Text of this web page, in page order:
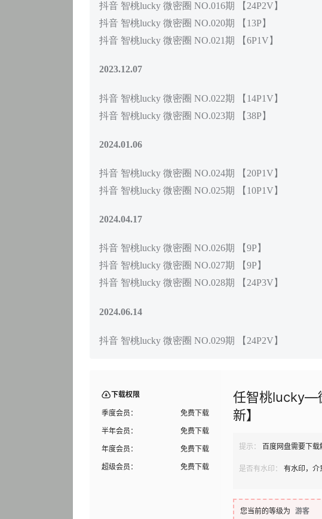
抖音 智桃lucky 微密圈 NO.016期 【24P2V】
抖音 智桃lucky 微密圈 NO.020期 【13P】
抖音 智桃lucky 微密圈 NO.021期 【6P1V】
2023.12.07
抖音 智桃lucky 微密圈 NO.022期 【14P1V】
抖音 智桃lucky 微密圈 NO.023期 【38P】
2024.01.06
抖音 智桃lucky 微密圈 NO.024期 【20P1V】
抖音 智桃lucky 微密圈 NO.025期 【10P1V】
2024.04.17
抖音 智桃lucky 微密圈 NO.026期 【9P】
抖音 智桃lucky 微密圈 NO.027期 【9P】
抖音 智桃lucky 微密圈 NO.028期 【24P3V】
2024.06.14
抖音 智桃lucky 微密圈 NO.029期 【24P2V】
下载权限
季度会员：
免费下载
半年会员：
免费下载
年度会员：
免费下载
超级会员：
免费下载
任智桃lucky—
新】
提示： 百度网盘需要下载
是否有水印：
有水印，介
您当前的等级为 游客